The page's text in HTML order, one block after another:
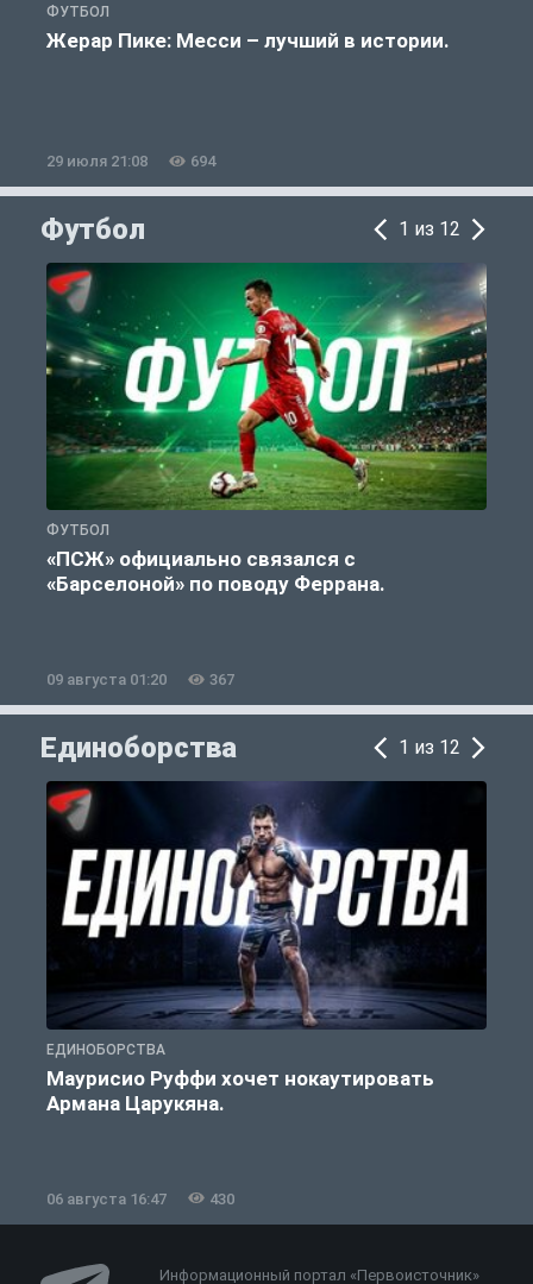
ФУТБОЛ
Жерар Пике: Месси – лучший в истории.
29 июля 21:08 694
Футбол 1 из 12
ФУТБОЛ
«ПСЖ» официально связался с
«Барселоной» по поводу Феррана.
09 августа 01:20 367
Единоборства 1 из 12
ЕДИНОБОРСТВА
Маурисио Руффи хочет нокаутировать
Армана Царукяна.
06 августа 16:47 430
Информационный портал «Первоисточник»